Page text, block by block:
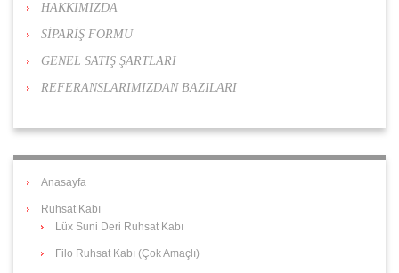
HAKKIMIZDA
SİPARİŞ FORMU
GENEL SATIŞ ŞARTLARI
REFERANSLARIMIZDAN BAZILARI
Anasayfa
Ruhsat Kabı
Lüx Suni Deri Ruhsat Kabı
Filo Ruhsat Kabı (Çok Amaçlı)